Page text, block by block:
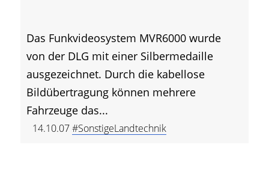
Das Funkvideosystem MVR6000 wurde
von der DLG mit einer Silbermedaille
ausgezeichnet. Durch die kabellose
Bildübertragung können mehrere
Fahrzeuge das...
14.10.07#SonstigeLandtechnik